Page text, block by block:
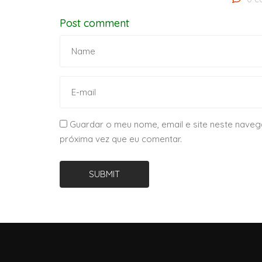
Post comment
Guardar o meu nome, email e site neste
próxima vez que eu comentar.
SUBMIT